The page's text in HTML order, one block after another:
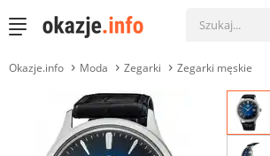
Okazje.info Moda Zegarki Zegarki męskie